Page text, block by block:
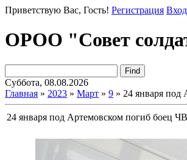
Приветствую Вас, Гость! Регистрация Вход
ОРОО "Совет
Суббота, 08.08.2026
Главная » 2023 » Март » 9 » 24 января
24 января под Артемовском погиб боец